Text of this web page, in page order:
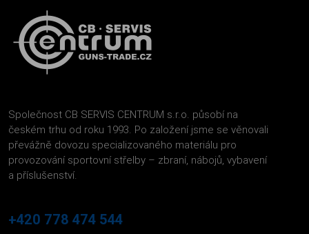
Společnost CB SERVIS CENTRUM s.r.o. působí na
českém trhu od roku 1993. Po založení jsme se věnovali
převážně dovozu specializovaného materiálu pro
provozování sportovní střelby – zbraní, nábojů, vybavení
a příslušenství.
+420 778 474 544